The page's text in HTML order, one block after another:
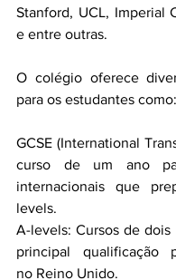
Stanford, UCL, Imperial
e entre outras.
O colégio oferece
para os estudantes como:
GCSE (International
curso de um ano
internacionais que
levels.
A-levels: Cursos de dois
principal qualificação
no Reino Unido.